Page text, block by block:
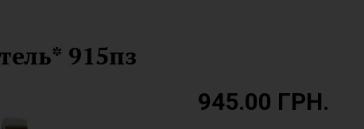
915пз
945.00 ГРН.